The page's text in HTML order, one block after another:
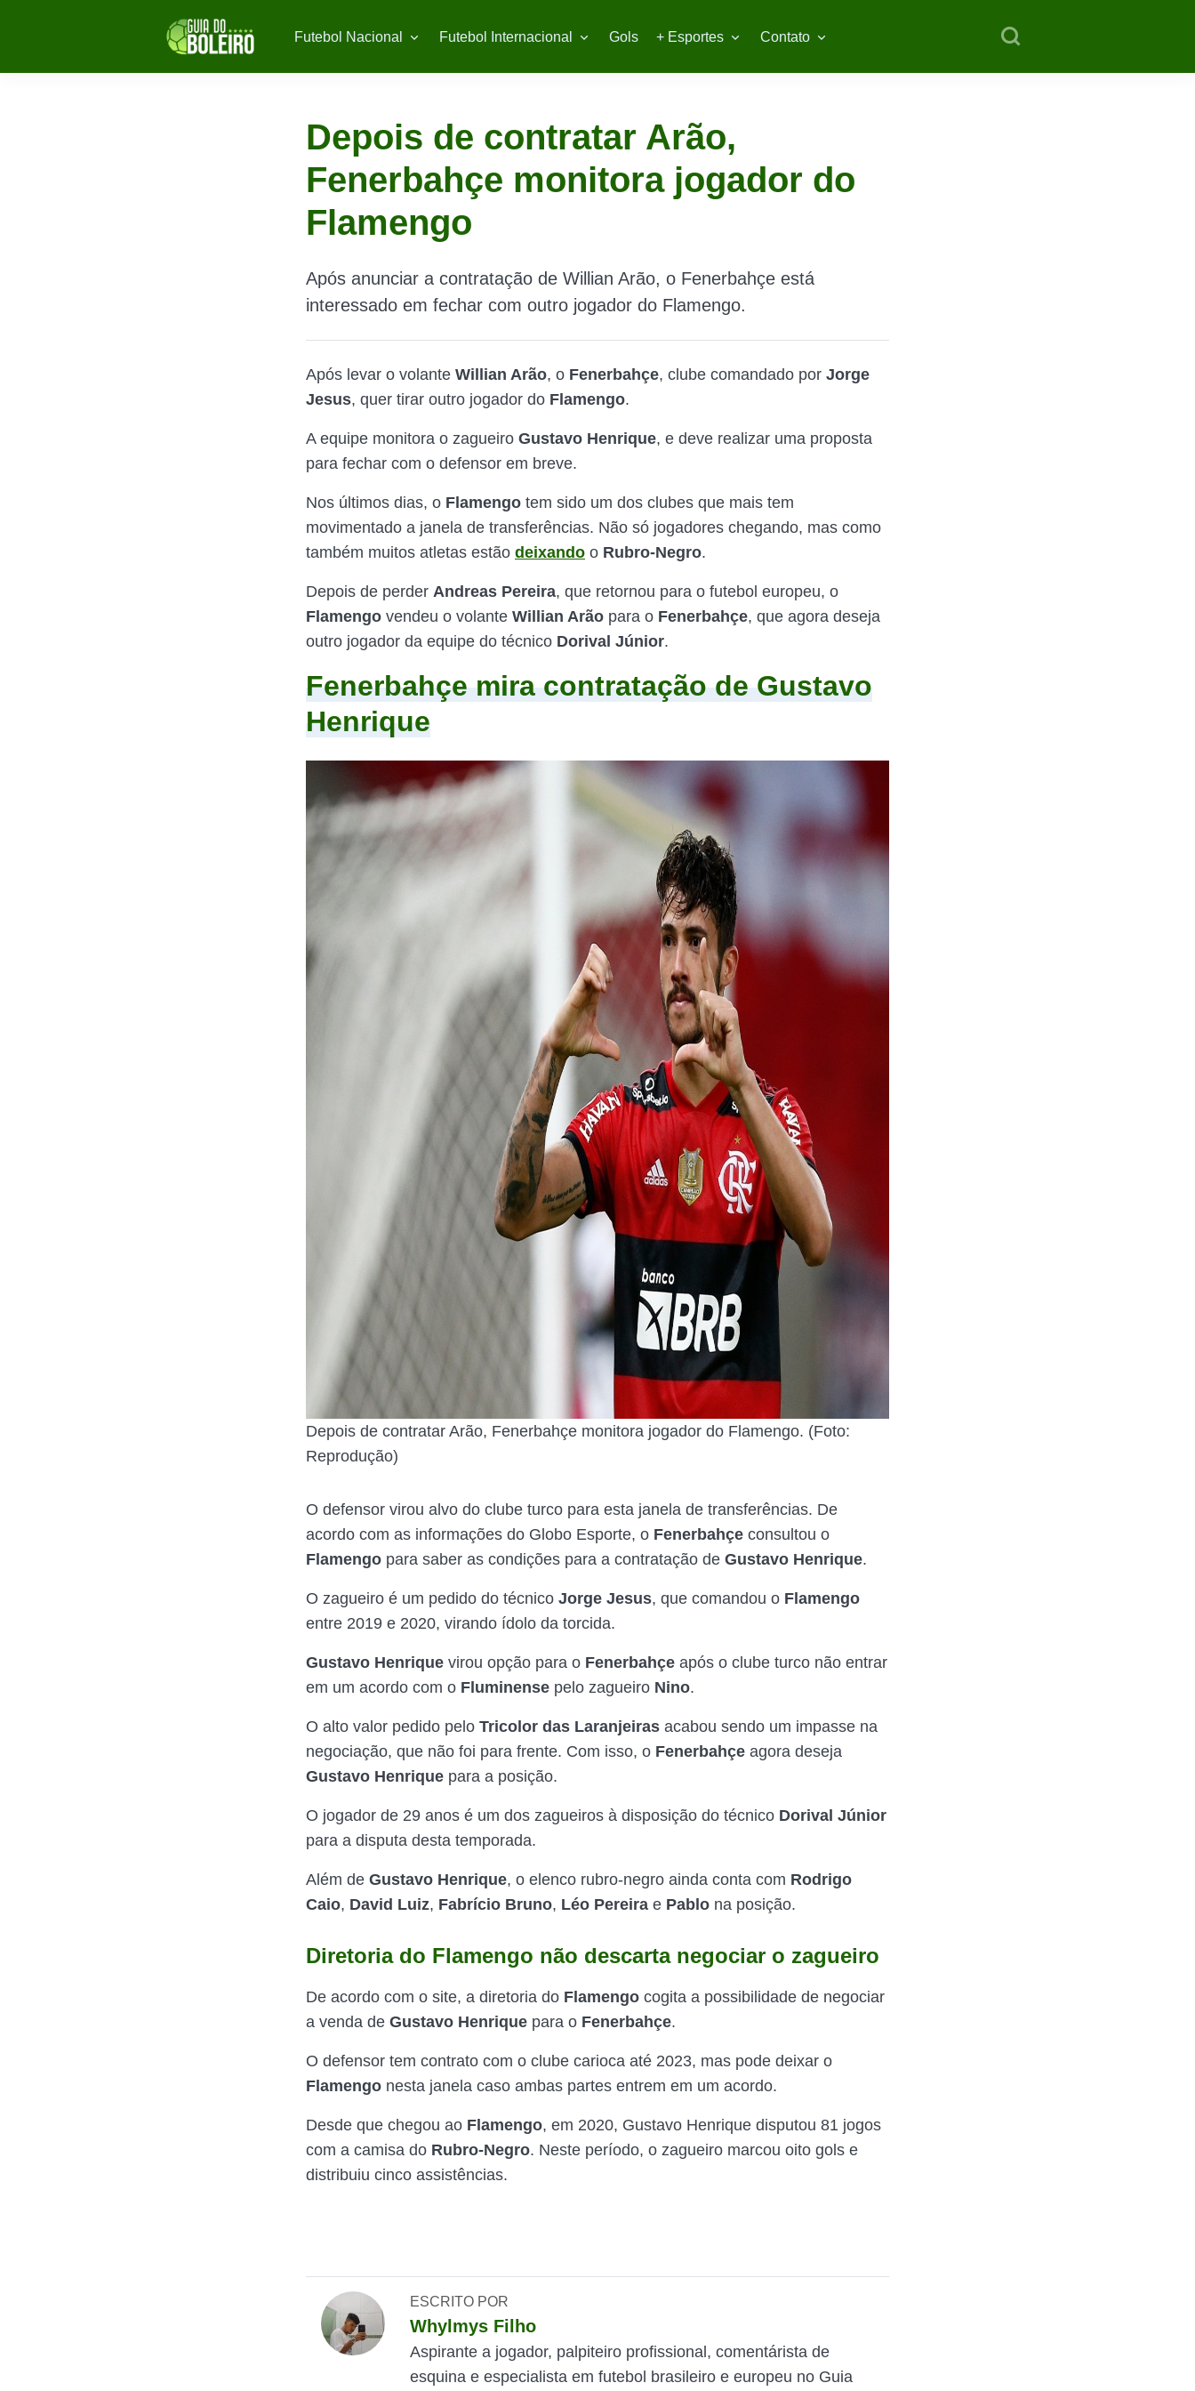
Futebol Nacional Futebol Internacional Gols + Esportes Contato
Depois de contratar Arão,
Fenerbahçe monitora jogador do
Flamengo
Após anunciar a contratação de Willian Arão, o Fenerbahçe está
interessado em fechar com outro jogador do Flamengo.
Após levar o volante Willian Arão, o Fenerbahçe, clube comandado por Jorge
Jesus, quer tirar outro jogador do Flamengo.
A equipe monitora o zagueiro Gustavo Henrique, e deve realizar uma proposta
para fechar com o defensor em breve.
Nos últimos dias, o Flamengo tem sido um dos clubes que mais tem
movimentado a janela de transferências. Não só jogadores chegando, mas como
também muitos atletas estão deixando o Rubro-Negro.
Depois de perder Andreas Pereira, que retornou para o futebol europeu, o
Flamengo vendeu o volante Willian Arão para o Fenerbahçe, que agora deseja
outro jogador da equipe do técnico Dorival Júnior.
Fenerbahçe mira contratação de Gustavo
Henrique
Depois de contratar Arão, Fenerbahçe monitora jogador do Flamengo. (Foto:
Reprodução)
O defensor virou alvo do clube turco para esta janela de transferências. De
acordo com as informações do Globo Esporte, o Fenerbahçe consultou o
Flamengo para saber as condições para a contratação de Gustavo Henrique.
O zagueiro é um pedido do técnico Jorge Jesus, que comandou o Flamengo
entre 2019 e 2020, virando ídolo da torcida.
Gustavo Henrique virou opção para o Fenerbahçe após o clube turco não entrar
em um acordo com o Fluminense pelo zagueiro Nino.
O alto valor pedido pelo Tricolor das Laranjeiras acabou sendo um impasse na
negociação, que não foi para frente. Com isso, o Fenerbahçe agora deseja
Gustavo Henrique para a posição.
O jogador de 29 anos é um dos zagueiros à disposição do técnico Dorival Júnior
para a disputa desta temporada.
Além de Gustavo Henrique, o elenco rubro-negro ainda conta com Rodrigo
Caio, David Luiz, Fabrício Bruno, Léo Pereira e Pablo na posição.
Diretoria do Flamengo não descarta negociar o zagueiro
De acordo com o site, a diretoria do Flamengo cogita a possibilidade de negociar
a venda de Gustavo Henrique para o Fenerbahçe.
O defensor tem contrato com o clube carioca até 2023, mas pode deixar o
Flamengo nesta janela caso ambas partes entrem em um acordo.
Desde que chegou ao Flamengo, em 2020, Gustavo Henrique disputou 81 jogos
com a camisa do Rubro-Negro. Neste período, o zagueiro marcou oito gols e
distribuiu cinco assistências.
ESCRITO POR
Whylmys Filho
Aspirante a jogador, palpiteiro profissional, comentárista de
esquina e especialista em futebol brasileiro e europeu no Guia